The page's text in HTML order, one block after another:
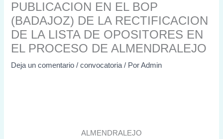
PUBLICACION EN EL BOP
(BADAJOZ) DE LA RECTIFICACION
DE LA LISTA DE OPOSITORES EN
EL PROCESO DE ALMENDRALEJO
Deja un comentario /convocatoria/ PorAdmin
ALMENDRALEJO